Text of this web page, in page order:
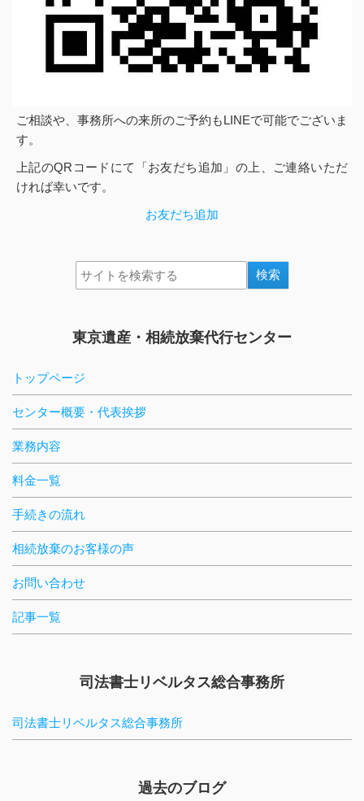
ご相談や、事務所への来所のご予約もLINEで可能でございま
す。
上記のQRコードにて「お友だち追加」の上、ご連絡いただ
ければ幸いです。
お友だち追加
東京遺産・相続放棄代行センター
トップページ
センター概要・代表挨拶
業務内容
料金一覧
手続きの流れ
相続放棄のお客様の声
お問い合わせ
記事一覧
司法書士リベルタス総合事務所
司法書士リベルタス総合事務所
過去のブログ